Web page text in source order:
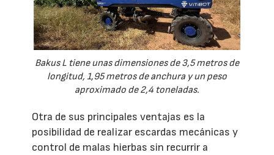
Bakus L tiene unas dimensiones de 3,5 metros de
longitud, 1,95 metros de anchura y un peso
aproximado de 2,4 toneladas.
Otra de sus principales ventajas es la
posibilidad de realizar escardas mecánicas y
control de malas hierbas sin recurrir a